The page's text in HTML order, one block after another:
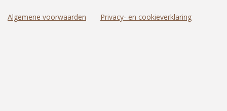
Algemene voorwaarden Privacy- en cookieverklaring